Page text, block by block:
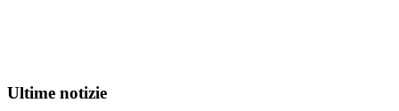
Ultime notizie